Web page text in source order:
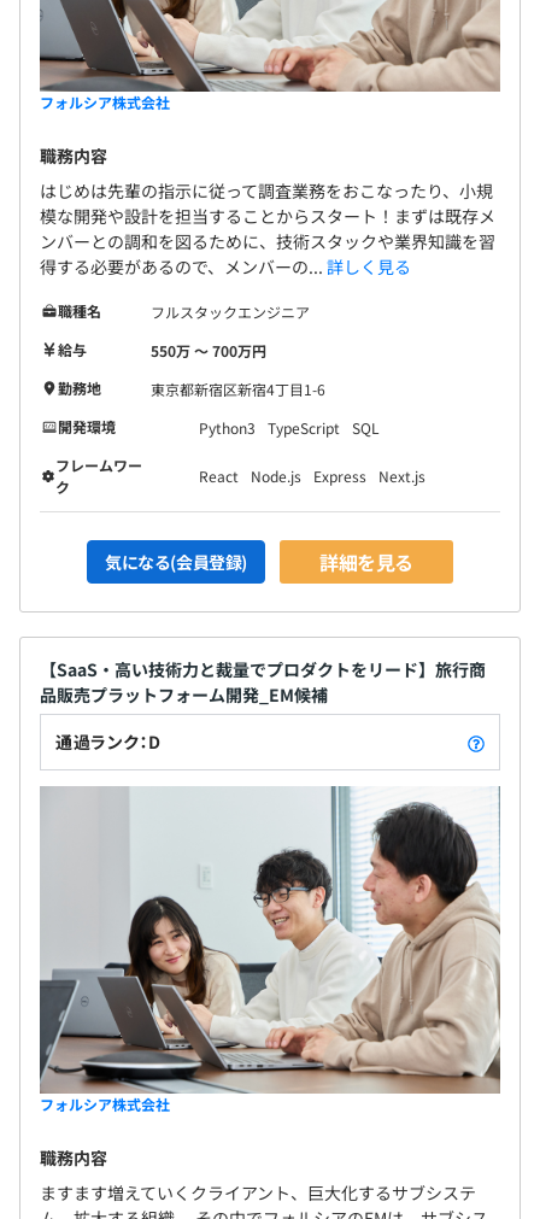
フォルシア株式会社
職務内容
はじめは先輩の指示に従って調査業務をおこなったり、小規
模な開発や設計を担当することからスタート！まずは既存メ
ンバーとの調和を図るために、技術スタックや業界知識を習
得する必要があるので、メンバーの... 詳しく見る
職種名
フルスタックエンジニア
給与
550万 〜 700万円
勤務地
東京都新宿区新宿4丁目1-6
開発環境
Python3 TypeScript
SQL
フレームワー
ク
React Node.js Express Next.js
気になる(会員登録) 詳細を見る
【SaaS・高い技術力と裁量でプロダクトをリード】旅行商
品販売プラットフォーム開発_EM候補
通過ランク：D
フォルシア株式会社
職務内容
ますます増えていくクライアント、巨大化するサブシステ